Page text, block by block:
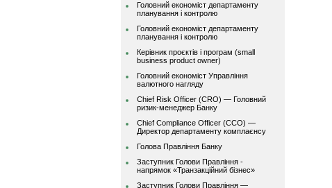
Головний економіст департаменту
планування і контролю
Головний економіст департаменту
планування і контролю
Керівник проєктів і програм (small
business product owner)
Головний економіст Управління
валютного нагляду
Chief Risk Officer (CRO) — Головний
ризик-менеджер Банку
Chief Compliance Officer (CCO) —
Директор департаменту комплаєнсу
Голова Правління Банку
Заступник Голови Правління -
напрямок «Транзакційний бізнес»
Заступник Голови Правління —